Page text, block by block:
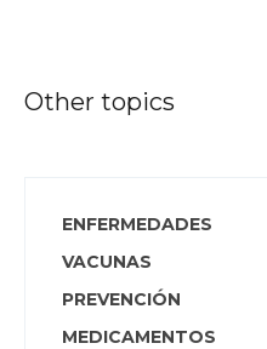
Other topics
ENFERMEDADES
VACUNAS
PREVENCIÓN
MEDICAMENTOS